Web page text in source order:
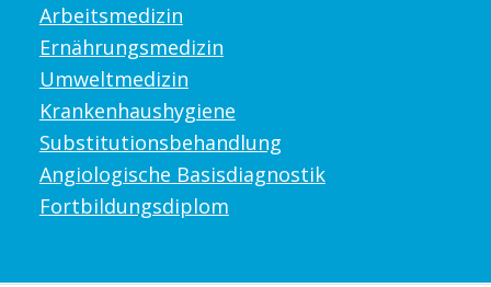
Arbeitsmedizin
Ernährungsmedizin
Umweltmedizin
Krankenhaushygiene
Substitutionsbehandlung
Angiologische Basisdiagnostik
Fortbildungsdiplom